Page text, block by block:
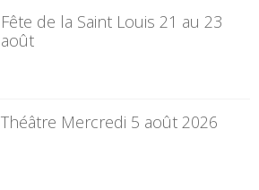
Fête de la Saint Louis 21 au 23
août
Théâtre Mercredi 5 août 2026